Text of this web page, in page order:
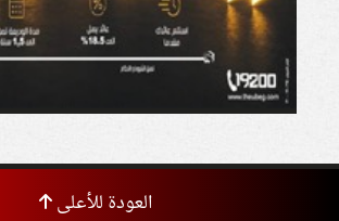
العودة للأعلى